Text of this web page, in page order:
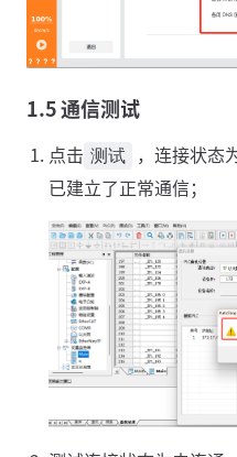
1.5 通信测试
点击 测试
，连接状态
已建立了正常通信；